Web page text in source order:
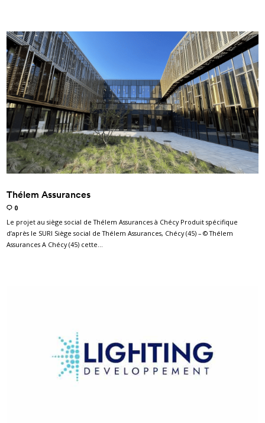
Thélem Assurances
0
Le projet au siège social de Thélem Assurances à Chécy Produit spécifique
d’après le SURI Siège social de Thélem Assurances, Chécy (45) – © Thélem
Assurances A Chécy (45) cette…